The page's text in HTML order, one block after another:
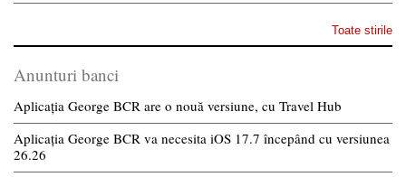
Toate stirile
Anunturi banci
Aplicația George BCR are o nouă versiune, cu Travel Hub
Aplicația George BCR va necesita iOS 17.7 începând cu versiunea
26.26